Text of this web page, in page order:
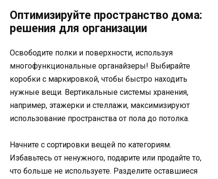
Оптимизируйте пространство дома:
решения для организации
Освободите полки и поверхности, используя
многофункциональные органайзеры! Выбирайте
коробки с маркировкой, чтобы быстро находить
нужные вещи. Вертикальные системы хранения,
например, этажерки и стеллажи, максимизируют
использование пространства от пола до потолка.
Начните с сортировки вещей по категориям.
Избавьтесь от ненужного, подарите или продайте то,
что больше не используете. Разделите оставшиеся